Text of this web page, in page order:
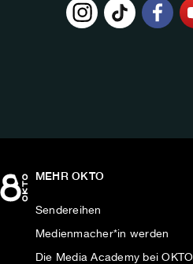
MEHR OKTO
Sendereihen
Medienmacher*in werden
Die Media Academy bei OKTO